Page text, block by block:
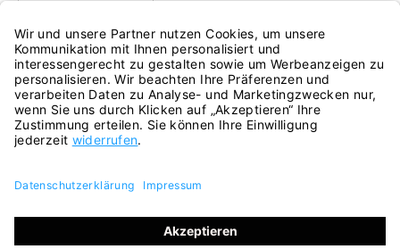
eKomi
und ggf. Nachnahmegebühren, wenn nicht anders